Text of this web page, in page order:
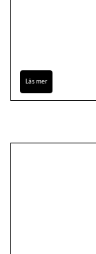
Läs mer